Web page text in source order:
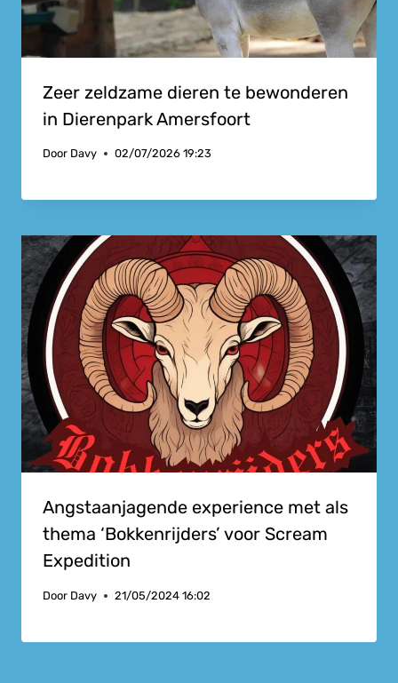
Zeer zeldzame dieren te bewonderen
in Dierenpark Amersfoort
Door Davy 02/07/2026 19:23
Angstaanjagende experience met als
thema ‘Bokkenrijders’ voor Scream
Expedition
Door Davy 21/05/2024 16:02